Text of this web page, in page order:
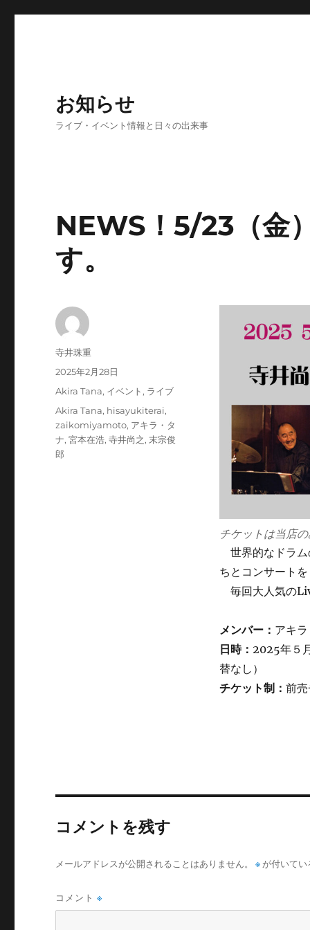
お知らせ
ライブ・イベント情報と日々の出来事
NEWS！5/23（金
す。
チケットは当店の
世界的なドラム
ちとコンサートを
毎回大人気の
メンバー： アキ
日時： 2025年５
替なし）
チケット制： 前
投
寺井珠重
投
稿
2025年2月28日
カ
テ
リ
ー
Akira Tana, イベント , ライブ
タ
グ
Akira Tana, hisayukiterai,
zaikomiyamoto, アキラ・タ
ナ,宮本在浩,寺井尚之, 末宗俊
郎
コメントを残す
メールアドレスが公開されることはありません。 ※ が付いて
コメント※